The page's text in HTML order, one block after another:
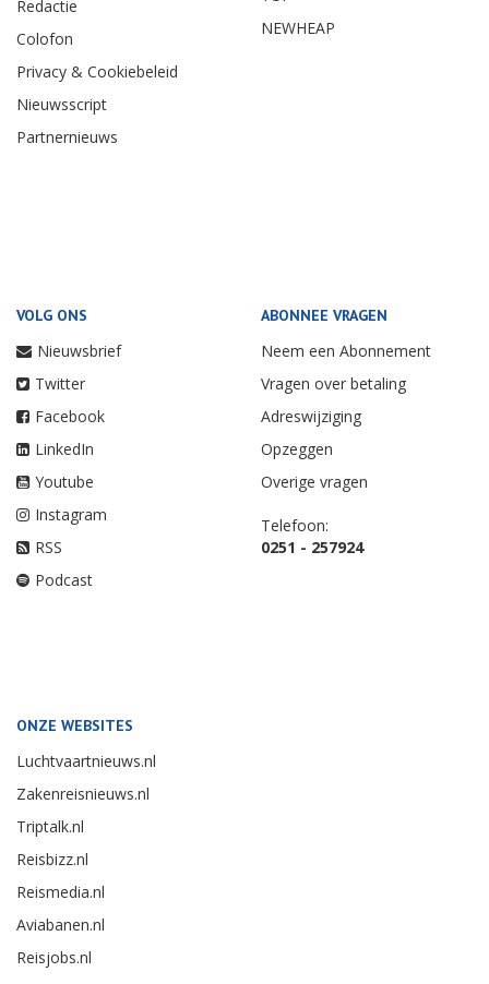
Redactie
Colofon
Privacy & Cookiebeleid
Nieuwsscript
Partnernieuws
NEWHEAP
VOLG ONS
Nieuwsbrief
Twitter
Facebook
LinkedIn
Youtube
Instagram
RSS
Podcast
ABONNEE VRAGEN
Neem een Abonnement
Vragen over betaling
Adreswijziging
Opzeggen
Overige vragen
Telefoon:
0251 - 257924
ONZE WEBSITES
Luchtvaartnieuws.nl
Zakenreisnieuws.nl
Triptalk.nl
Reisbizz.nl
Reismedia.nl
Aviabanen.nl
Reisjobs.nl